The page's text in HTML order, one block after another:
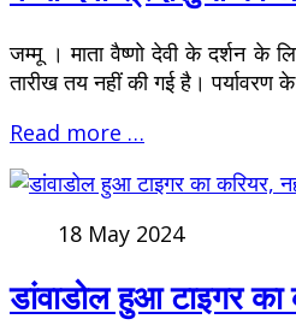
जम्मू । माता वैष्णो देवी के दर्शन के
तारीख तय नहीं की गई है। पर्यावरण
Read more …
18 May 2024
डांवाडोल हुआ टाइगर